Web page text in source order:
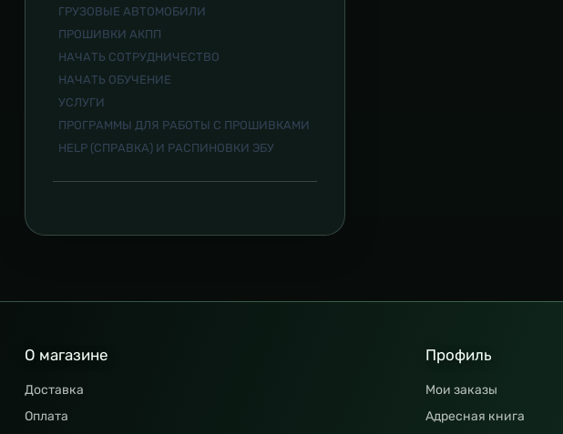
ГРУЗОВЫЕ АВТОМОБИЛИ
ПРОШИВКИ АКПП
НАЧАТЬ СОТРУДНИЧЕСТВО
НАЧАТЬ ОБУЧЕНИЕ
УСЛУГИ
ПРОГРАММЫ ДЛЯ РАБОТЫ С ПРОШИВКАМИ
HELP (СПРАВКА) И РАСПИНОВКИ ЭБУ
О магазине
Доставка
Оплата
Профиль
Мои заказы
Адресная книга